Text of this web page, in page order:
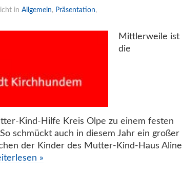
in Allgemein, Präsentation,
Mittlerweile ist
die
Kind-Hilfe Kreis Olpe zu einem festen
schmückt auch in diesem Jahr ein großer
der Kinder des Mutter-Kind-Haus Aline
»